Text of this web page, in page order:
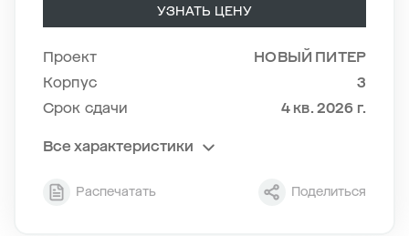
УЗНАТЬ ЦЕНУ
Проект
НОВЫЙ ПИТЕР
Корпус
3
Срок сдачи
4 кв. 2026 г.
Все характеристики
Секция
9
Распечатать Поделиться